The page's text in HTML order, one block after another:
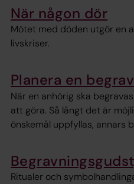
När någon dör
Mötet med döden utgör en
livskriser.
Planera en
När en anhörig ska
att göra. Så långt det är
önskemål uppfyllas, annars
Ritualer och